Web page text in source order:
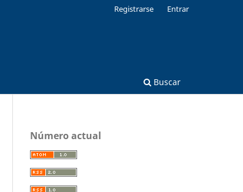
Buscar
Registrarse Entrar
Número actual